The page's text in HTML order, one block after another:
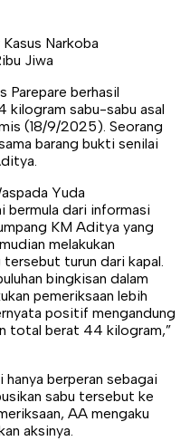
Parepare berhasil
kilogram sabu-sabu asal
(18/9/2025). Seorang
barang bukti senilai
Yuda
bermula dari informasi
KM Aditya yang
melakukan
turun dari kapal.
bingkisan dalam
pemeriksaan lebih
positif mengandung
total berat 44 kilogram,”
berperan sebagai
sabu tersebut ke
AA mengaku
aksinya.